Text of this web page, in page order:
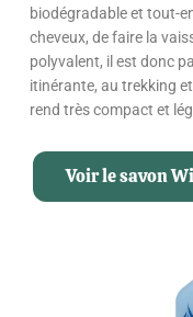
biodégradable et tout-
cheveux, de faire la
polyvalent, il est donc
itinérante, au trekking
rend très compact et
Voir le savon